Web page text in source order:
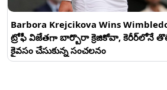
Barbora Krejcikova Wins
ట్రోఫీ విజేత‌గా బార్బొరా క్రెజికోవా, కెరీర్‌లోనే తొలి వింబుల్డ‌న్ ట్రోఫీని
కైవ‌సం చేసుకున్న సంచ‌ల‌నం